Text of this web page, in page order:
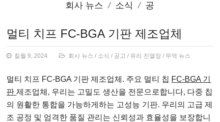
회사 뉴스 소식 공
고 유리 진열장 무역
멀티 치프 FC-BGA 기판 제조업체
칠월 9, 2024 회사 뉴스 / 소식 / 공고 / 유리 진열장 / 무역 뉴스
멀티 치프 FC-BGA 기판 제조업체. 주요 멀티 칩 FC-BGA 기
판제조업체, 우리는 고밀도 생산을 전문으로합니다, 다중 칩
의 원활한 통합을 가능하게하는 고성능 기판. 우리의 고급 제
조 공정 및 엄격한 품질 관리는 신뢰성과 효율성을 보장합니